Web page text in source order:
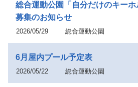
2026/05/29 総合運動公園
総合運動公園「自分だけのキー
募集のお知らせ
2026/05/22 総合運動公園
6月屋内プール予定表